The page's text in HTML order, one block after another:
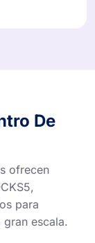
De
ofrecen
para
escala.